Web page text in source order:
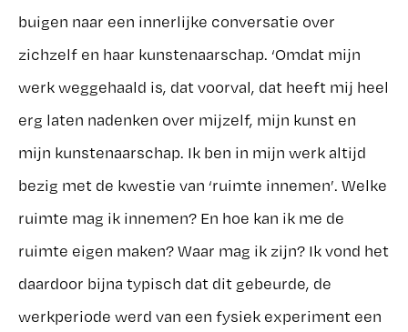
buigen naar een innerlijke conversatie over
zichzelf en haar kunstenaarschap. ‘Omdat mijn
werk weggehaald is, dat voorval, dat heeft mij heel
erg laten nadenken over mijzelf, mijn kunst en
mijn kunstenaarschap. Ik ben in mijn werk altijd
bezig met de kwestie van ‘ruimte innemen’. Welke
ruimte mag ik innemen? En hoe kan ik me de
ruimte eigen maken? Waar mag ik zijn? Ik vond het
daardoor bijna typisch dat dit gebeurde, de
werkperiode werd van een fysiek experiment een